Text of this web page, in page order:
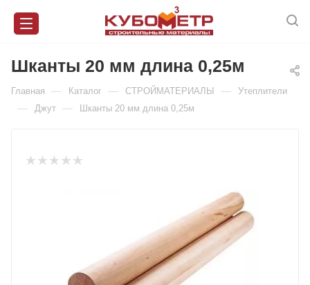
Шканты 20 мм длина 0,25м
Главная — Каталог — СТРОЙМАТЕРИАЛЫ — Утеплители
— Джут — Шканты 20 мм длина 0,25м